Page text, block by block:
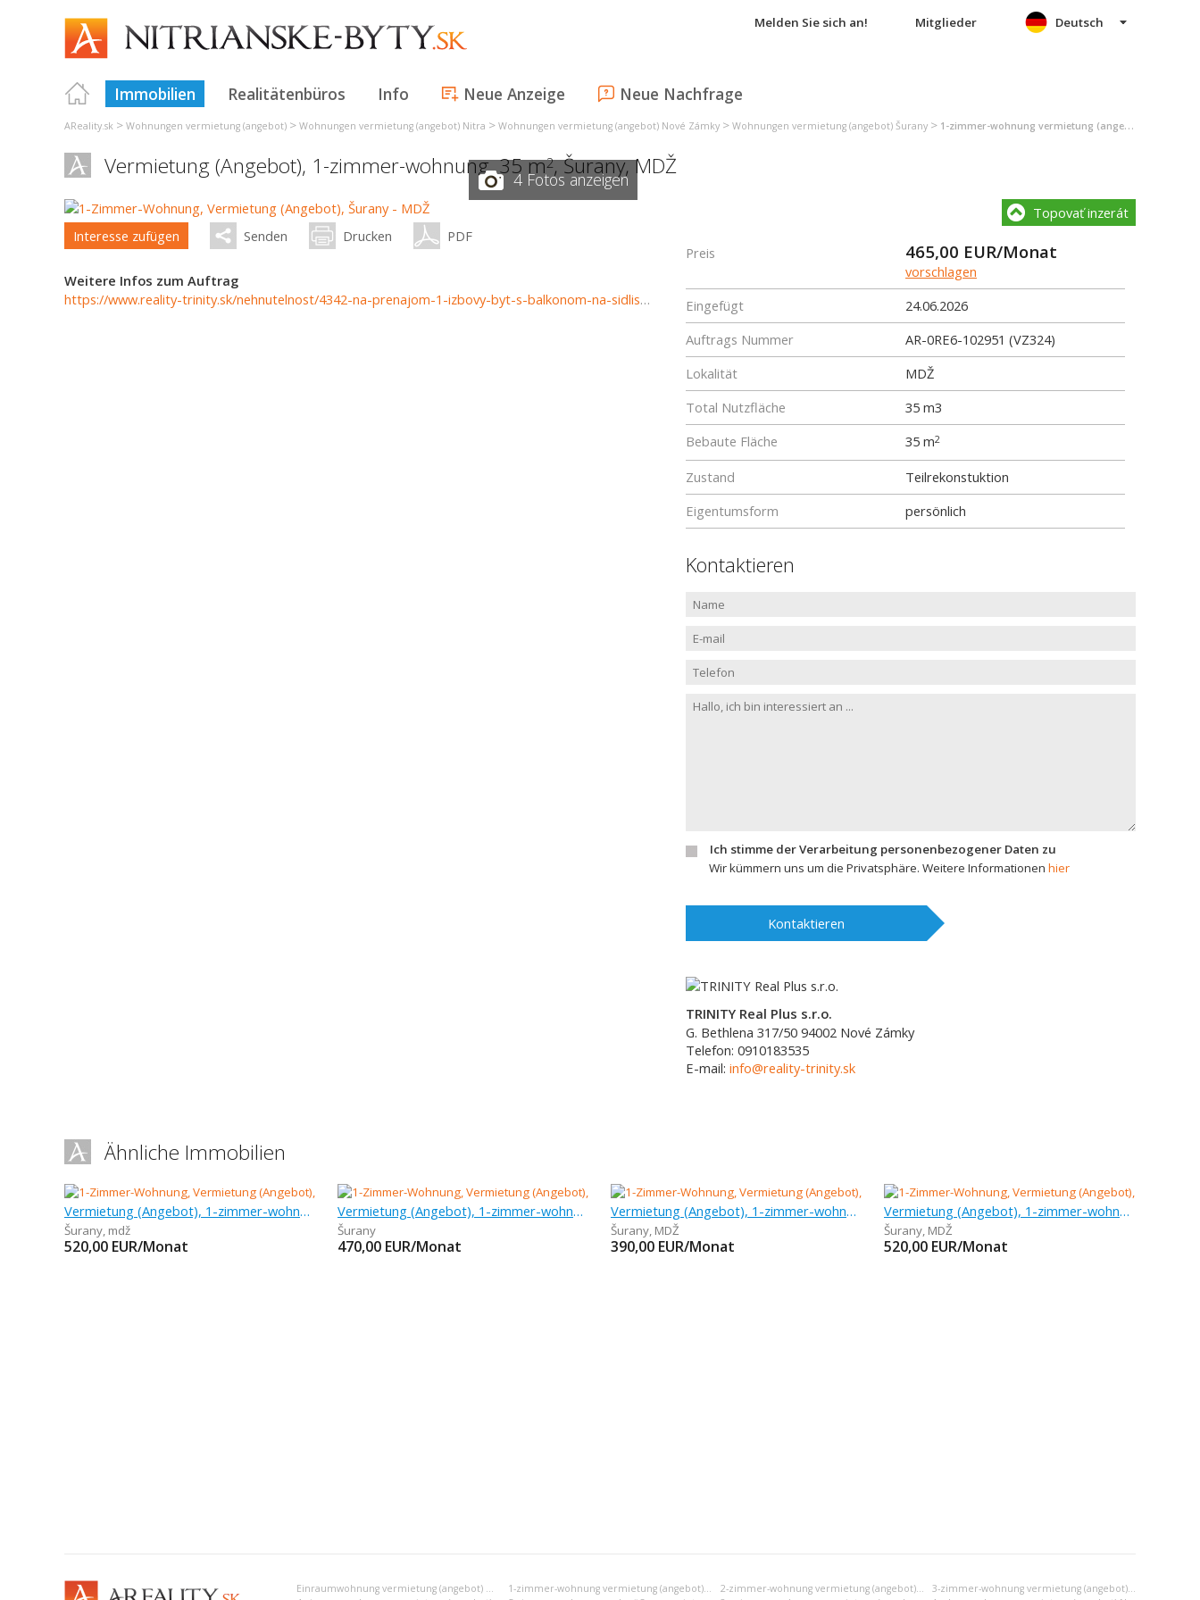
Melden Sie sich an! Mitglieder
Immobilien Realitätenbüros Info Neue Anzeige Neue Nachfrage
Deutsch
AReality.sk > Wohnungen vermietung (angebot) > Wohnungen vermietung (angebot) Nitra > Wohnungen vermietung (angebot) Nové Zámky > Wohnungen vermietung (angebot) Šurany > 1-zimmer-wohnung vermietung (angebot) Šurany
Vermietung (Angebot), 1-zimmer-wohnung, 35 m2,Šurany,MDŽ
4 Fotos anzeigen
Interesse zufügen Senden Drucken PDF
Weitere Infos zum Auftrag
https://www.reality-trinity.sk/nehnutelnost/4342-na-prenajom-1-izbovy-byt-s-balkonom-na-sidlisku-mdz-v-suranoch
Topovať inzerát
Preis 465,00 EUR/Monat
vorschlagen
Eingefügt
24.06.2026
Auftrags Nummer
AR-0RE6-102951 (VZ324)
Lokalität
MDŽ
Total Nutzfläche
35 m3
Bebaute Fläche
35 m2
Zustand
Teilrekonstuktion
Eigentumsform
persönlich
Kontaktieren
Ich stimme der Verarbeitung personenbezogener Daten zu
Wir kümmern uns um die Privatsphäre. Weitere Informationen hier
Kontaktieren
TRINITY Real Plus s.r.o.
G. Bethlena 317/50 94002 Nové Zámky
Telefon: 0910183535
E-mail: info@reality-trinity.sk
Ähnliche Immobilien
Vermietung (Angebot), 1-zimmer-wohnung, 35 m
Šurany, mdž
520,00 EUR/Monat
Vermietung (Angebot), 1-zimmer-wohnung, 36 m
Šurany
470,00 EUR/Monat
Vermietung (Angebot), 1-zimmer-wohnung, 34,94 m
Šurany, MDŽ
390,00 EUR/Monat
Vermietung (Angebot), 1-zimmer-wohnung, 36 m
Šurany, MDŽ
520,00 EUR/Monat
Einraumwohnung vermietung (angebot) Nové Zámky 1-zimmer-wohnung vermietung (angebot) Nové Zámky 2-zimmer-wohnung vermietung (angebot) Nové Zámky
3-zimmer-wohnung vermietung (angebot) Nové Zámky